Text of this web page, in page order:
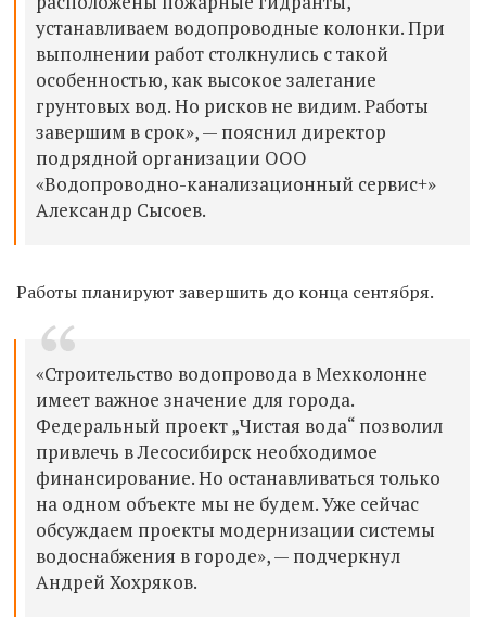
устанавливаем водопроводные колонки. При
выполнении работ столкнулись с такой
особенностью, как высокое залегание
грунтовых вод. Но рисков не видим. Работы
завершим в срок», — пояснил директор
подрядной организации ООО
«Водопроводно-канализационный сервис+»
Александр Сысоев.
Работы планируют завершить до конца сентября.
«Строительство водопровода в Мехколонне
имеет важное значение для города.
Федеральный проект „Чистая вода“ позволил
привлечь в Лесосибирск необходимое
финансирование. Но останавливаться только
на одном объекте мы не будем. Уже сейчас
обсуждаем проекты модернизации системы
водоснабжения в городе», — подчеркнул
Андрей Хохряков.